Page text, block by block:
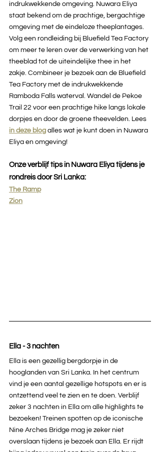
indrukwekkende omgeving. Nuwara Eliya
staat bekend om de prachtige, bergachtige
omgeving met de eindeloze theeplantages.
Volg een rondleiding bij Bluefield Tea Factory
om meer te leren over de verwerking van het
theeblad tot de uiteindelijke thee in het
zakje. Combineer je bezoek aan de Bluefield
Tea Factory met de indrukwekkende
Ramboda Falls waterval. Wandel de Pekoe
Trail 22 voor een prachtige hike langs lokale
dorpjes en door de groene theevelden. Lees
in deze blog alles wat je kunt doen in Nuwara
Eliya en omgeving!
Onze verblijf tips in Nuwara Eliya tijdens je
rondreis door Sri Lanka:
The Ramp
Zion
Ella - 3 nachten
Ella is een gezellig bergdorpje in de
hooglanden van Sri Lanka. In het centrum
vind je een aantal gezellige hotspots en er is
ontzettend veel te zien en te doen. Verblijf
zeker 3 nachten in Ella om alle highlights te
bezoeken! Treinen spotten op de iconische
Nine Arches Bridge mag je zeker niet
overslaan tijdens je bezoek aan Ella. Er rijdt